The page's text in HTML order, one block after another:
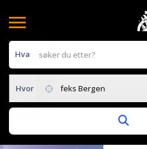
Hva
Hvor feks Bergen